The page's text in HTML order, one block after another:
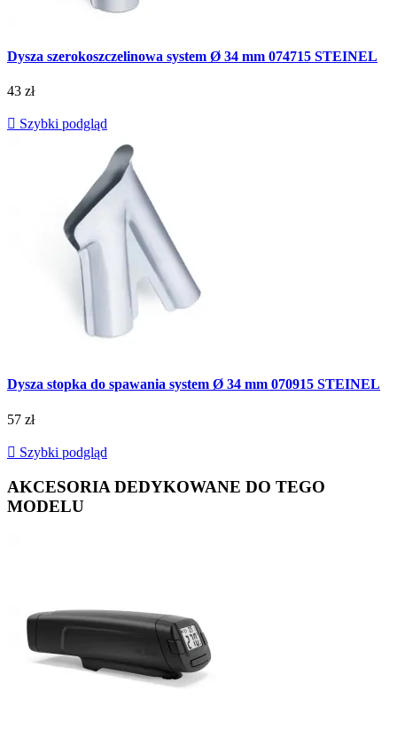
Dysza szerokoszczelinowa system Ø 34 mm 074715 STEINEL
43 zł
 Szybki podgląd
Dysza stopka do spawania system Ø 34 mm 070915 STEINEL
57 zł
 Szybki podgląd
AKCESORIA DEDYKOWANE DO TEGO
MODELU